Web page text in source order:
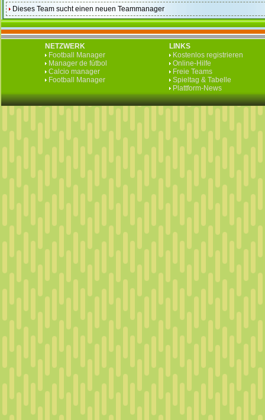
Dieses Team sucht einen neuen Teammanager
NETZWERK
Football Manager
Manager de fútbol
Calcio manager
Football Manager
LINKS
Kostenlos registrieren
Online-Hilfe
Freie Teams
Spieltag & Tabelle
Plattform-News